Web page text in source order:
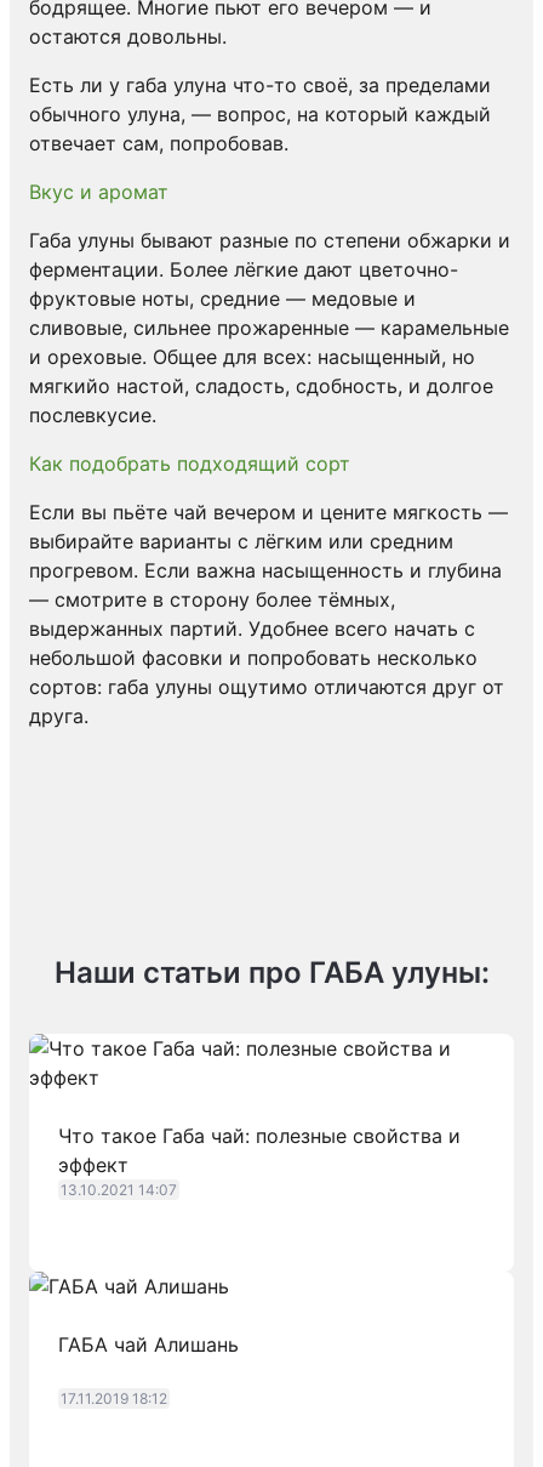
бодрящее. Многие пьют его вечером — и
остаются довольны.
Есть ли у габа улуна что-то своё, за пределами
обычного улуна, — вопрос, на который каждый
отвечает сам, попробовав.
Вкус и аромат
Габа улуны бывают разные по степени обжарки и
ферментации. Более лёгкие дают цветочно-
фруктовые ноты, средние — медовые и
сливовые, сильнее прожаренные — карамельные
и ореховые. Общее для всех: насыщенный, но
мягкийо настой, сладость, сдобность, и долгое
послевкусие.
Как подобрать подходящий сорт
Если вы пьёте чай вечером и цените мягкость —
выбирайте варианты с лёгким или средним
прогревом. Если важна насыщенность и глубина
— смотрите в сторону более тёмных,
выдержанных партий. Удобнее всего начать с
небольшой фасовки и попробовать несколько
сортов: габа улуны ощутимо отличаются друг от
друга.
Покупатели ценят габа улун за выразительный
Мы тщательно контролируем качество каждой
свежие партии с насыщенным, но мягким
аккуратный лист, сохраняющий структуру при
Наши статьи про ГАБА улуны:
Что такое Габа чай: полезные свойства и
эффект
13.10.2021 14:07
ГАБА чай Алишань
17.11.2019 18:12